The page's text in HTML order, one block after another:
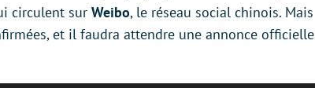
circulent sur Weibo, le réseau social chinois. Mais
et il faudra attendre une annonce officielle